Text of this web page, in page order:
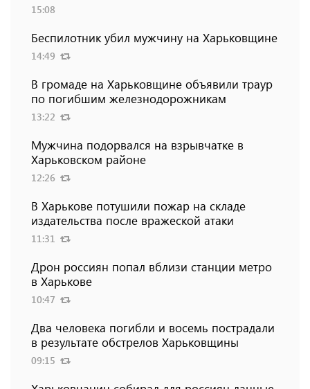
15:08
Беспилотник убил мужчину на Харьковщине
14:49
В громаде на Харьковщине объявили траур
по погибшим железнодорожникам
13:22
Мужчина подорвался на взрывчатке в
Харьковском районе
12:26
В Харькове потушили пожар на складе
издательства после вражеской атаки
11:31
Дрон россиян попал вблизи станции метро
в Харькове
10:47
Два человека погибли и восемь пострадали
в результате обстрелов Харьковщины
09:15